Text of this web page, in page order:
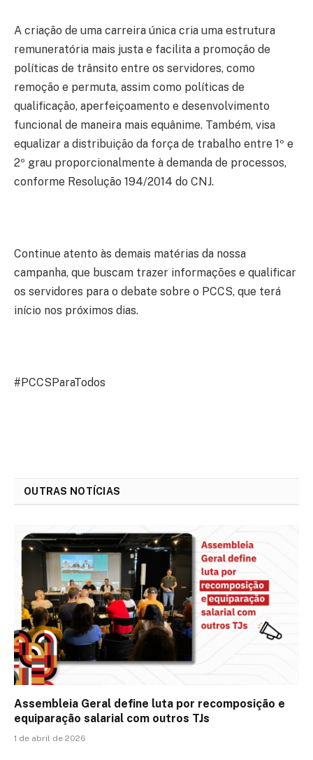
A criação de uma carreira única cria uma estrutura
remuneratória mais justa e facilita a promoção de
políticas de trânsito entre os servidores, como
remoção e permuta, assim como políticas de
qualificação, aperfeiçoamento e desenvolvimento
funcional de maneira mais equânime. Também, visa
equalizar a distribuição da força de trabalho entre 1º e
2º grau proporcionalmente à demanda de processos,
conforme Resolução 194/2014 do CNJ.
Continue atento às demais matérias da nossa
campanha, que buscam trazer informações e qualificar
os servidores para o debate sobre o PCCS, que terá
início nos próximos dias.
#PCCSParaTodos
OUTRAS NOTÍCIAS
Assembleia Geral define luta por recomposição e
equiparação salarial com outros TJs
1 de abril de 2026